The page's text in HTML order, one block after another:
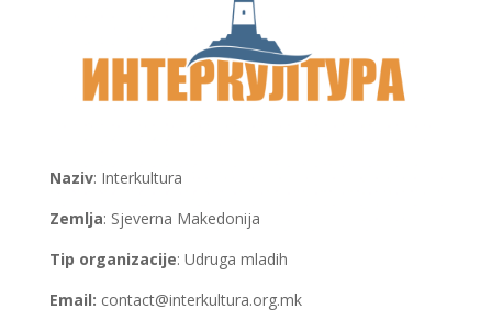
Naziv: Interkultura
Zemlja: Sjeverna Makedonija
Tip organizacije: Udruga mladih
Email: contact@interkultura.org.mk